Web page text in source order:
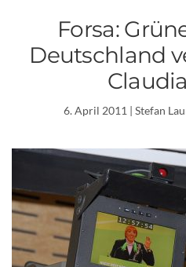
Forsa:
Deutschland
6. April 2011 | Stefan